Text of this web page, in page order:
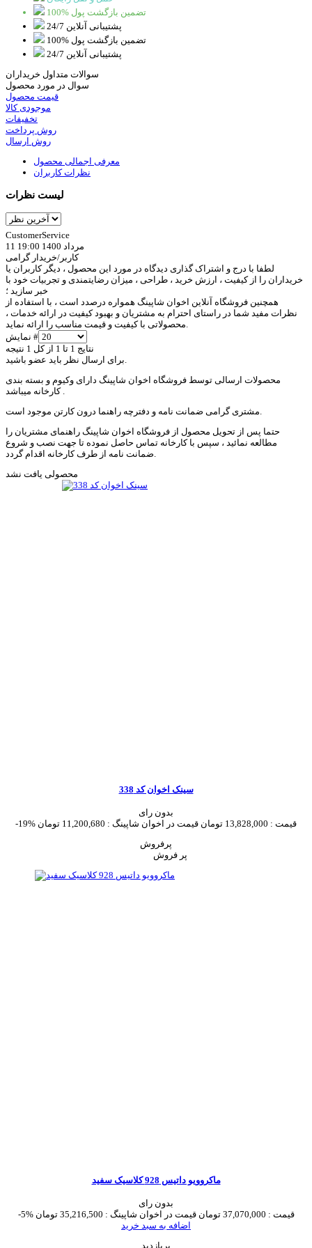
100% تضمین بازگشت پول
پشتیبانی آنلاین 24/7
100% تضمین بازگشت پول
پشتیبانی آنلاین 24/7
سوالات متداول خریداران
سوال در مورد محصول
قیمت محصول
موجودی کالا
تخفیفات
روش پرداخت
روش ارسال
معرفی اجمالی محصول
نظرات کاربران
لیست نظرات
CustomerService
11 مرداد 1400 19:00
کاربر/خریدار گرامی
لطفا با درج و اشتراک گذاری دیدگاه در مورد این محصول ، دیگر کاربران یا
خریداران را از کیفیت ، ارزش خرید ، طراحی ، میزان رضایتمندی و تجربیات خود با
خبر سازید ؛
همچنین فروشگاه آنلاین اخوان شاپینگ همواره درصدد است ، با استفاده از
نظرات مفید شما در راستای احترام به مشتریان و بهبود کیفیت در ارائه خدمات ،
نمایش #
نتایج 1 تا 1 از کل 1 نتیجه
محصولات ارسالی توسط فروشگاه اخوان شاپینگ دارای وکیوم و بسته بندی
کارخانه میباشد .
حتما پس از تحویل محصول از فروشگاه اخوان شاپینگ راهنمای مشتریان را
مطالعه نمائید ، سپس با کارخانه تماس حاصل نموده تا جهت نصب و شروع
محصولی یافت نشد
سینک اخوان کد 338
بدون رای
-19%
قیمت : 13,828,000 تومان قیمت در اخوان شاپینگ : 11,200,680 تومان
پرفروش
ماکروویو داتیس 928 کلاسیک سفید
بدون رای
-5%
قیمت : 37,070,000 تومان قیمت در اخوان شاپینگ : 35,216,500 تومان
اضافه به سبد خرید
پربازدید